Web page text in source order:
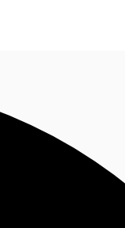
Nous contacter